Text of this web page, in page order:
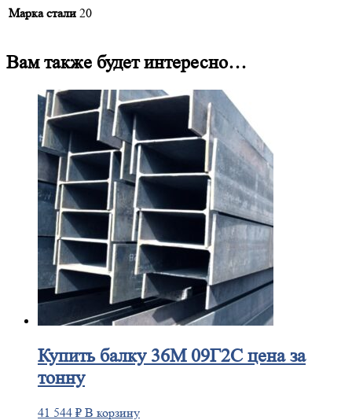
Марка стали 20
Вам также будет интересно…
Купитьбалку 36М 09Г2С цена за
тонну
41 544 ₽ В корзину